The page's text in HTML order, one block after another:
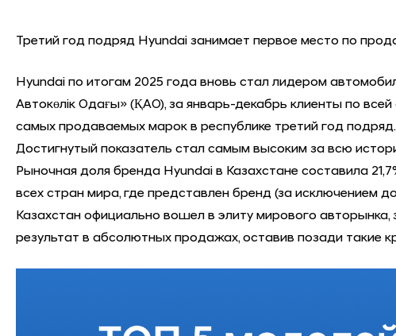
Третий год подряд Hyundai занимает первое место по
Hyundai по итогам 2025 года вновь стал лидером
Автокөлік Одағы» (ҚАО), за январь-декабрь клиенты по
самых продаваемых марок в республике третий год
Достигнутый показатель стал самым высоким за всю
Рыночная доля бренда Hyundai в Казахстане составила
всех стран мира, где представлен бренд (за исключением
Казахстан официально вошел в элиту мирового
результат в абсолютных продажах, оставив позади такие